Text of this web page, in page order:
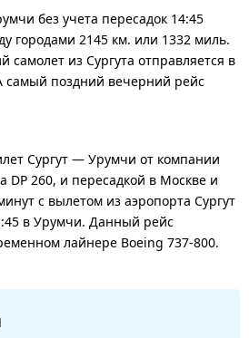
без учета пересадок 14:45
городами 2145 км. или 1332 миль.
из Сургута отправляется в
самый поздний вечерний рейс
Сургут — Урумчи от компании
DP 260, и пересадкой в Москве и
с вылетом из аэропорта Сургут
в Урумчи. Данный рейс
лайнере Boeing 737-800.